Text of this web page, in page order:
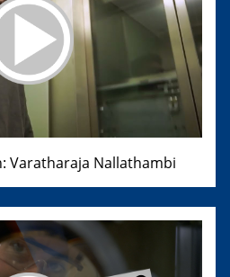
Varatharaja Nallathambi